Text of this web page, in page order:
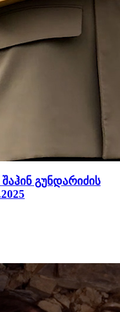
გუნდარიძის